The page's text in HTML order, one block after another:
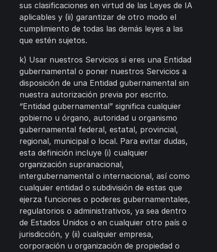
sus clasificaciones en virtud de las Leyes de IA
aplicables y (ii) garantizar de otro modo el
cumplimiento de todas las demás leyes a las
que estén sujetos.
k) Usar nuestros Servicios si eres una Entidad
gubernamental o poner nuestros Servicios a
disposición de una Entidad gubernamental sin
nuestra autorización previa por escrito.
“Entidad gubernamental” significa cualquier
gobierno u órgano, autoridad u organismo
gubernamental federal, estatal, provincial,
regional, municipal o local. Para evitar dudas,
esta definición incluye (i) cualquier
organización supranacional,
intergubernamental o internacional, así como
cualquier entidad o subdivisión de estas que
ejerza funciones o poderes gubernamentales,
regulatorios o administrativos, ya sea dentro
de Estados Unidos o en cualquier otro país o
jurisdicción, y (ii) cualquier empresa,
corporación u organización de propiedad o